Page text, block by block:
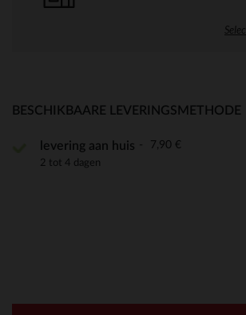
BESCHIKBAARE LEVERINGSMETHODE
levering aan huis 7,90 €
2 tot 4 dagen